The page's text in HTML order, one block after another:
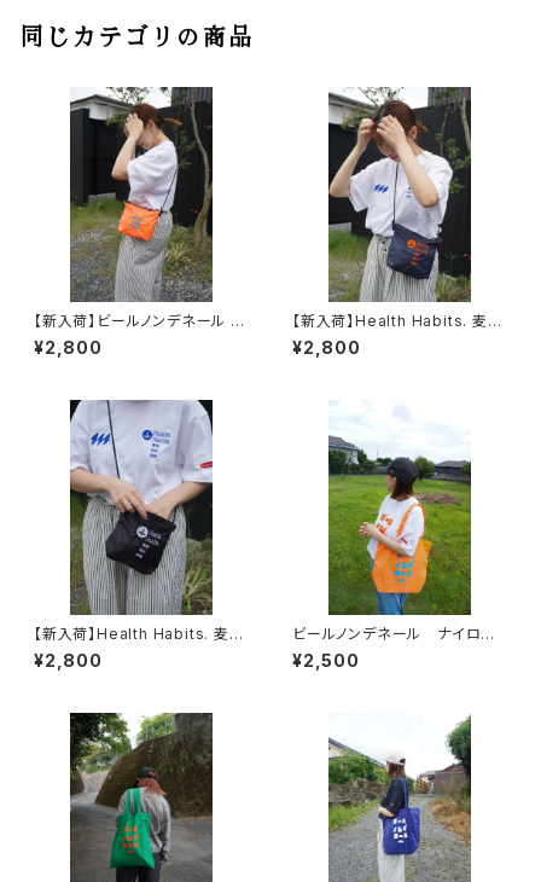
同じカテゴリの商品
【新入荷】ビールノンデネール ナ
イロンサコッシュ オレンジ
¥2,800
【新入荷】Health Habits. 麦酒
乾杯 酔眠 ナイロンサコッシュ
ネイビー
¥2,800
【新入荷】Health Habits. 麦酒
乾杯 酔眠 ナイロンサコッシュ
ブラック
¥2,800
ビールノンデネール ナイロント
ートバッグ オレンジｘライトブ
ルー
¥2,500